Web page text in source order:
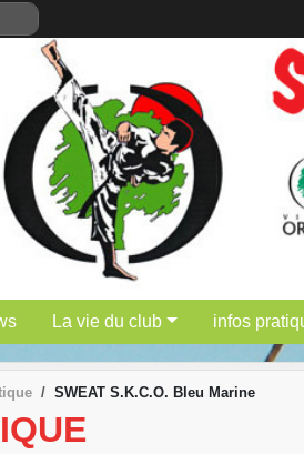
La vie du club infos
SWEAT S.K.C.O. Bleu Marine
des cookies